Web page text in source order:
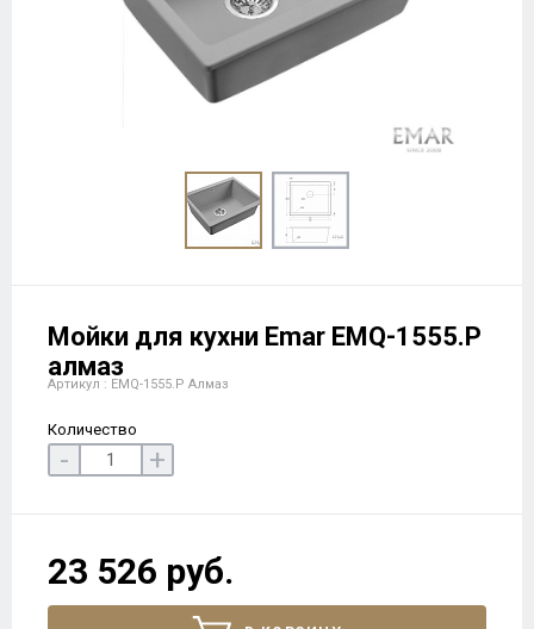
Мойки для кухни Еmar EMQ-1555.P
алмаз
Артикул : EMQ-1555.P Алмаз
Количество
- +
23 526 руб.